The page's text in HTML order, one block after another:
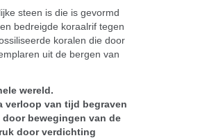
steen is die is gevormd
bedreigde koraalrif tegen
koralen die door
uit de bergen van
wereld.
verloop van tijd begraven
bewegingen van de
door verdichting